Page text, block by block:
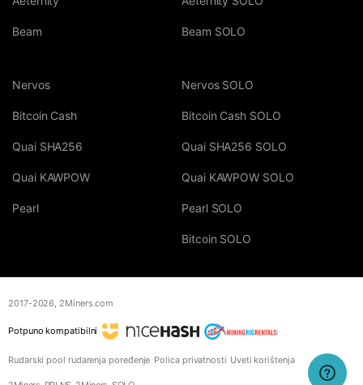
Beam Beam SOLO
Nervos
Bitcoin Cash
Quai SHA256
Quai KAWPOW
Pearl
Nervos SOLO
Bitcoin Cash SOLO
Quai SHA256 SOLO
Quai KAWPOW SOLO
Pearl SOLO
Bitcoin SOLO
2017-2026, 2Miners.com
Potpuno kompatibilni
Rudarski pool rudarenja poređenje Polica privatnosti Uveti korištenja